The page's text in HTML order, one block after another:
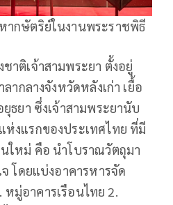
ากษัตริย์ในงานพระราชพิธี
ติเจ้าสามพระยา ตั้งอยู่
ากลางจังหวัดหลังเก่า เยื้อ
ธยา ซึ่งเจ้าสามพระยานับ
งแรกของประเทศไทย ที่มี
ใหม่ คือ นำโบราณวัตถุมา
โดยแบ่งอาคารหารจัด
หมู่อาคารเรือนไทย 2.